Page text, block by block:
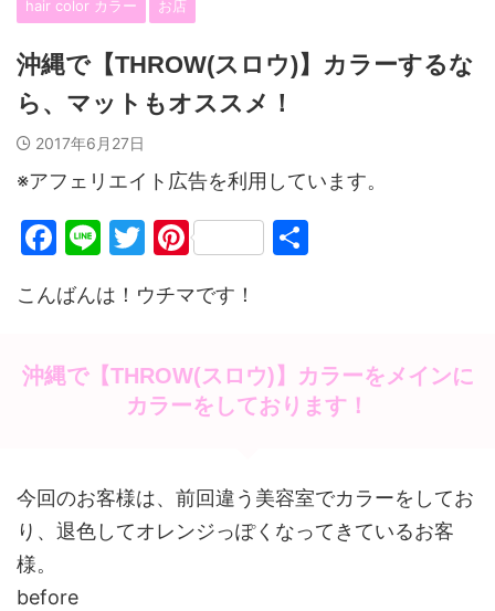
hair color カラー お店
沖縄で【THROW(スロウ)】カラーするな
ら、マットもオススメ！
2017年6月27日
※アフェリエイト広告を利用しています。
F
c
b
k
Li
e
T
itt
Pi
er
st
こんばんは！ウチマです！
沖縄で【THROW(スロウ)】カラーをメインに
カラーをしております！
今回のお客様は、前回違う美容室でカラーをしてお
り、退色してオレンジっぽくなってきているお客
様。
before